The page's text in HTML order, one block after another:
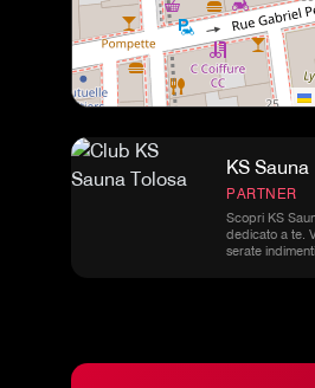
KS Sauna
PARTNER
Scopri KS
dedicato a te.
serate